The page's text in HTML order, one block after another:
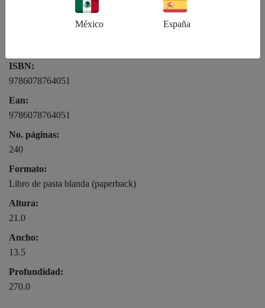
ISBN:
9786078764051
Ean:
9786078764051
No. páginas:
240
Formato:
Libro de pasta blanda (paperback)
Altura:
21.0
Ancho:
13.5
Profundidad:
270.0
México España